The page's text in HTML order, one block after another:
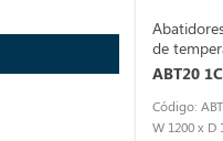
de
ABT20
Código:
W 1200 x D